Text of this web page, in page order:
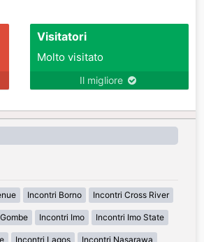
Visitatori
Molto visitato
Il migliore
Incontri Borno Incontri Cross River
Incontri Imo Incontri Imo State
Incontri Lagos Incontri Nasarawa